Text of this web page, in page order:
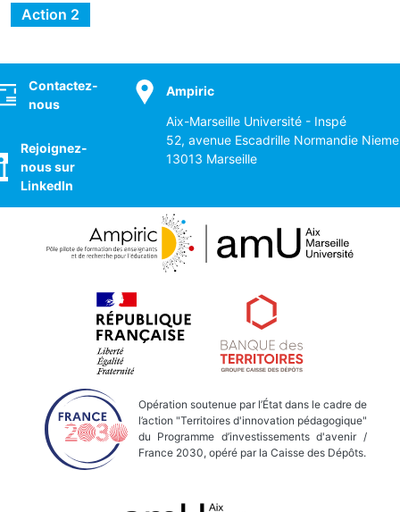
Action 2
Contactez-
nous
Rejoignez-
nous sur
LinkedIn
Ampiric
Aix-Marseille Université - Inspé
52, avenue Escadrille Normandie
13013 Marseille
Opération soutenue par l’État dans le cadre de
l’action "Territoires d'innovation pédagogique"
du Programme d’investissements d'avenir /
France 2030, opéré par la Caisse des Dépôts.